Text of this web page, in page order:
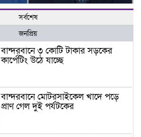
সর্বশেষ
জনপ্রিয়
বান্দরবানে ৩ কোটি টাকার সড়কের
কার্পেটিং উঠে যাচ্ছে
বান্দরবানে মোটরসাইকেল খাদে পড়ে
প্রাণ গেল দুই পর্যটকের